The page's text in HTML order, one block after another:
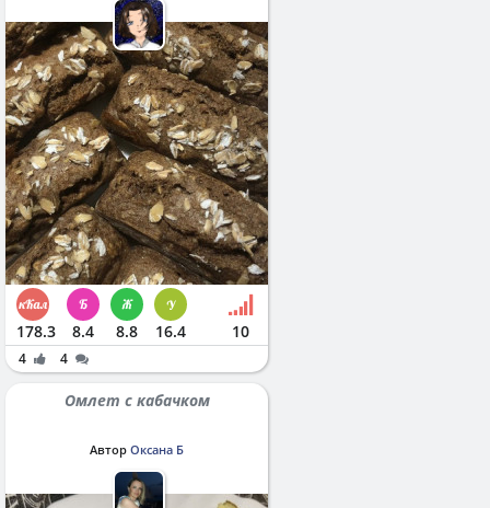
178.3 8.4 8.8 16.4 10
4 4
Омлет с кабачком
Автор Оксана Б